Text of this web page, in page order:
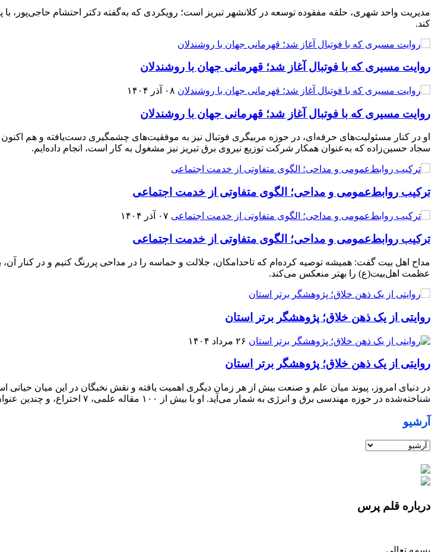
مدیریت واحد شهری، حلقه مفقوده توسعه در کلانشهر تبریز است؛ رویکردی که به‌گفته دکتر احتشام حاجی‌پور، با
کند.
روایت مسیری که با فوتبال آغاز شد؛ قهرمانی جهان با روشندلان
۰۸ آذر ۱۴۰۴
روایت مسیری که با فوتبال آغاز شد؛ قهرمانی جهان با روشندلان
او در کنار مسئولیت‌های حرفه‌ای، در حوزه مربیگری فوتبال نیز به موفقیت‌های چشمگیری دست‌یافته و هم اکنون
سجاد حسین‌زاده که به‌عنوان همکار شرکت توزیع نیروی برق تبریز نیز مشغول به کار است، انجام داده‌ایم.
ترکیب روابط‌عمومی و مداحی؛ الگوی متفاوتی از خدمت اجتماعی
۰۷ آذر ۱۴۰۴
ترکیب روابط‌عمومی و مداحی؛ الگوی متفاوتی از خدمت اجتماعی
مداح اهل بیت گفت: همیشه توصیه کرده‌ام که تاحدامکان، جلالت و حماسه را در مداحی پررنگ کنیم و در کنار
عظمت اهل‌بیت(ع) را بهتر منعکس می‌کند.
روایتی از یک ذهن خلاق؛ پژوهشگر برتر استان
۲۶ مرداد ۱۴۰۴
روایتی از یک ذهن خلاق؛ پژوهشگر برتر استان
در دنیای امروز، پیوند میان علم و صنعت بیش از هر زمان دیگری اهمیت یافته و نقش نخبگان در این میان
شناخته‌شده در حوزه مهندسی برق و انرژی به شمار می‌آید. او با بیش از ۱۰۰ مقاله علمی، ۷ اختراع، و چندین عنوان کتاب تخصصی و فرهنگی، نمونه‌ای موفق از تلفیق دانش نظری با کاربرد صنعتی است.
آرشیو
درباره قلم پرس
بسمه تعالی